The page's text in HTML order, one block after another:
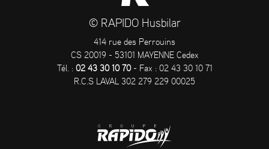
© RAPIDO Husbilar
414 rue des Perrouins
CS 20019 - 53101 MAYENNE Cedex
Tél. : 02 43 30 10 70- Fax : 02 43 30 10 71
R.C.S LAVAL 302 279 229 00025